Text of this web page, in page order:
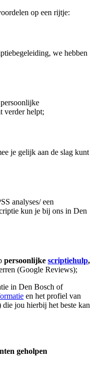
op een rijtje:
we hebben
verder helpt;
je gelijk aan de slag kunt
analyses/ een
kun je bij ons in Den
persoonlijke scriptiehulp,
(Google Reviews);
in Den Bosch of
en het profiel van
jou hierbij het beste kan
geholpen